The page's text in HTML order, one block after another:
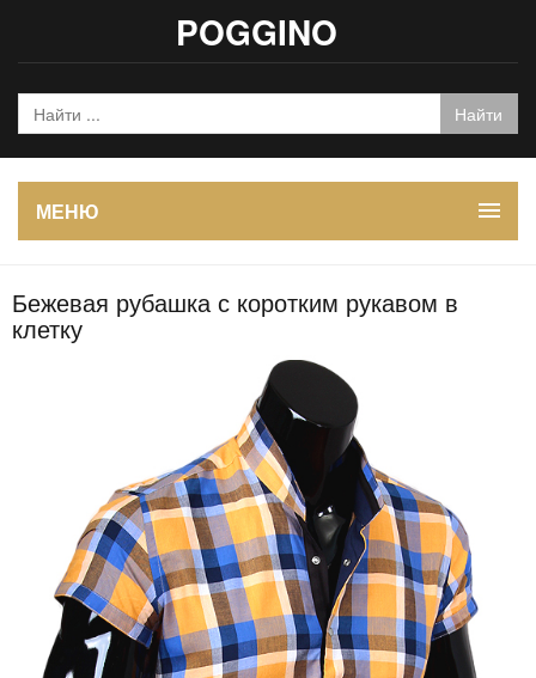
POGGINO
МЕНЮ
Бежевая рубашка с коротким рукавом в
клетку